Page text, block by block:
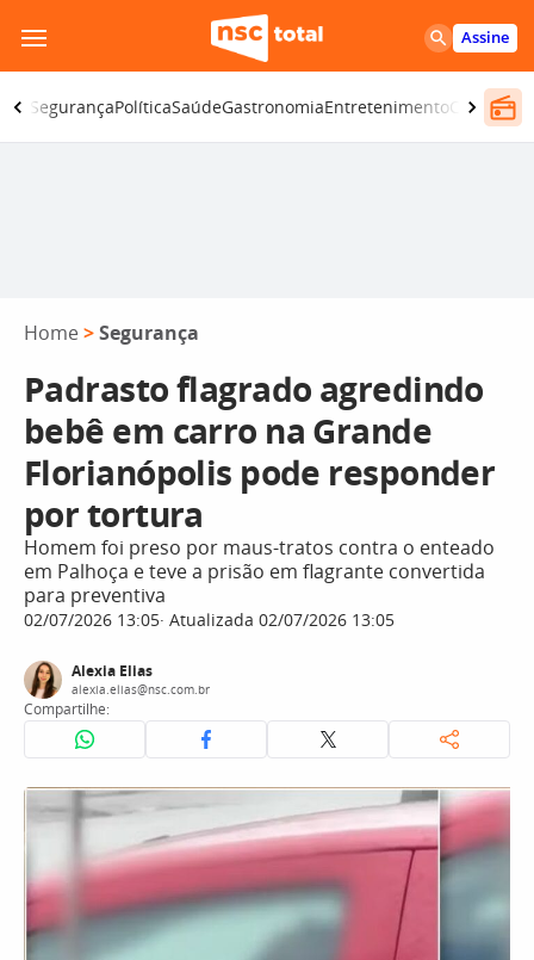
para
o
conteúdo
Assine
SegurançaPolíticaSaúdeGastronomiaEntretenimentoCBN
Home >Segurança
Padrasto flagrado agredindo
bebê em carro na Grande
Florianópolis pode responder
por tortura
Homem foi preso por maus-tratos contra o enteado
em Palhoça e teve a prisão em flagrante convertida
para preventiva
02/07/2026 13:05 Atualizada 02/07/2026 13:05
Alexia Elias
alexia.elias@nsc.com.br
Compartilhe: